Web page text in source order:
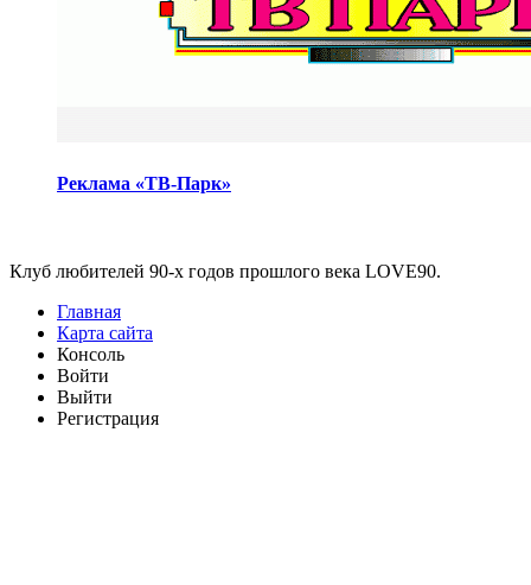
Реклама «ТВ-Парк»
Клуб любителей 90-х годов прошлого века LOVE90.
Главная
Карта сайта
Консоль
Войти
Выйти
Регистрация